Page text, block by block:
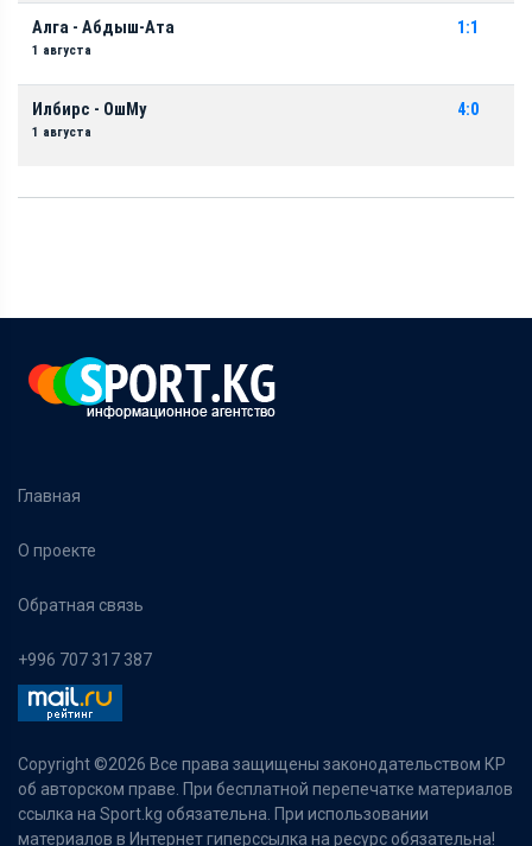
Алга - Абдыш-Ата
1 августа
1:1
Илбирс - ОшМу
1 августа
4:0
Главная
О проекте
Обратная связь
+996 707 317 387
Copyright ©2026 Все права защищены законодательством КР
об авторском праве. При бесплатной перепечатке материалов
ссылка на Sport.kg обязательна. При использовании
материалов в Интернет гиперссылка на ресурс обязательна!